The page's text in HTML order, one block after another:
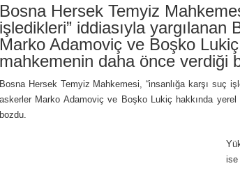
Bosna Hersek Temyiz
işledikleri” iddiasıyla yargılanan
Marko Adamoviç ve Boşko
mahkemenin daha önce verdiği
Bosna Hersek Temyiz Mahkemesi, “insanlığa karşı suç
askerler Marko Adamoviç ve Boşko Lukiç hakkında yerel
bozdu.
ise